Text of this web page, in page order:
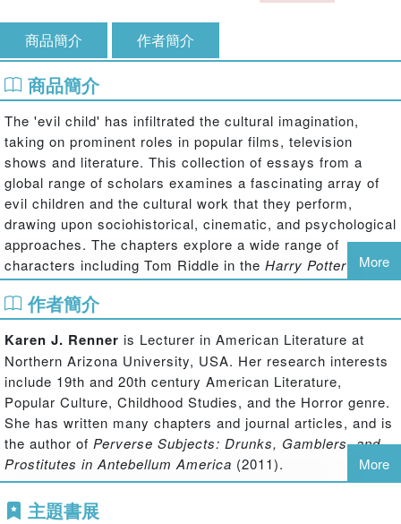
商品簡介 作者簡介
商品簡介
The 'evil child' has infiltrated the cultural imagination,
taking on prominent roles in popular films, television
shows and literature. This collection of essays from a
global range of scholars examines a fascinating array of
evil children and the cultural work that they perform,
drawing upon sociohistorical, cinematic, and psychological
approaches. The chapters explore a wide range of
characters including Tom Riddle in the Harry Potter series,
the possessed Regan in William Peter Blatty'sThe
Exorcist, the monstrous Ben in Doris Lessing's
Child, the hostile fetuses ofRosemary's BabyandAlien,
and even the tiny terrors featured in the reality television
seriesSupernanny. Contributors also analyse various
themes and issues within film, literature and popular
culture including ethics, representations of evil and
critiques of society.
This book was originally published as two special issues
ofLiterature Interpretation Theory.
More
作者簡介
Karen J. Renner is Lecturer in American Literature at
Northern Arizona University, USA. Her research interests
include 19th and 20th century American Literature,
Popular Culture, Childhood Studies, and the Horror genre.
She has written many chapters and journal articles, and is
the author of Perverse Subjects: Drunks, Gamblers, and
Prostitutes in Antebellum America (2011). More
主題書展